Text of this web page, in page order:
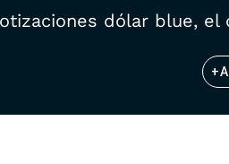
dólar blue, el
+